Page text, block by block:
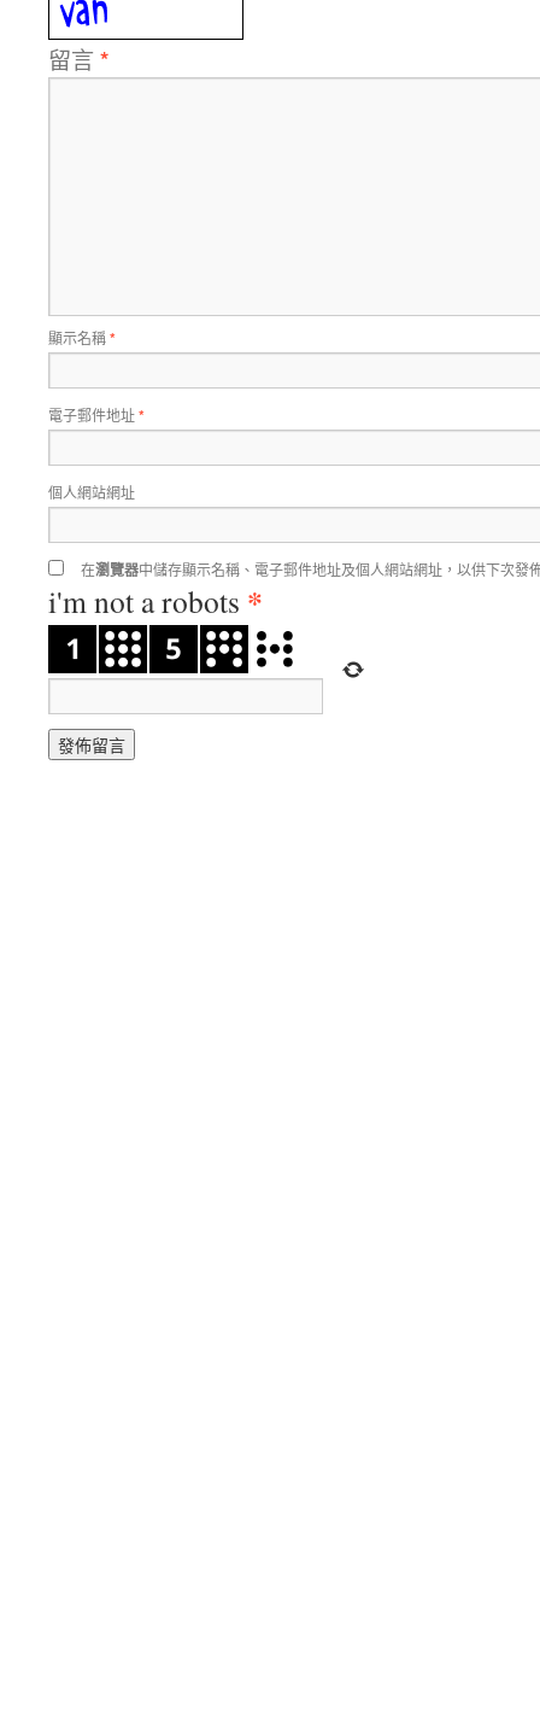
留言 *
顯示名稱*
電子郵件地址*
個人網站網址
在瀏覽器中儲存顯示名稱、電子郵件地址及個人網站網址，以供下次發
i'm not a robots *